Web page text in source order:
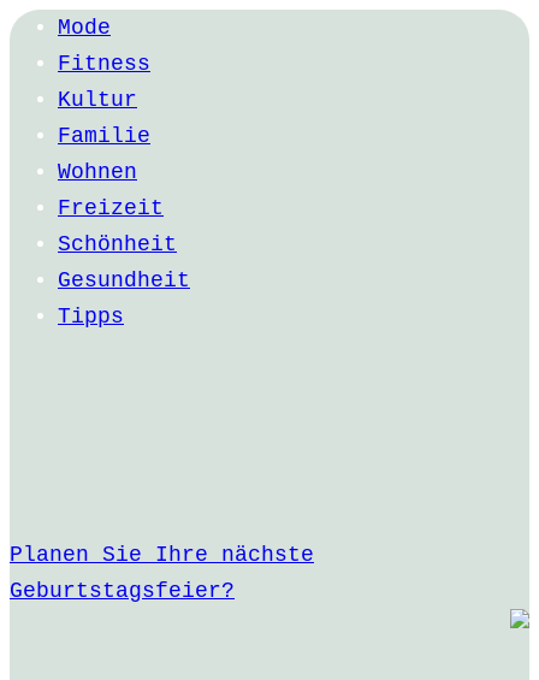
Mode
Fitness
Kultur
Familie
Wohnen
Freizeit
Schönheit
Gesundheit
Tipps
Planen Sie Ihre nächste
Geburtstagsfeier?